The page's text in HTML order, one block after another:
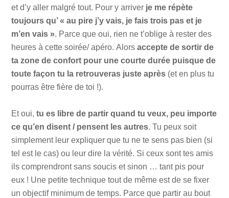
et d’y aller malgré tout. Pour y arriver je me répète
toujours qu’ « au pire j’y vais, je fais trois pas et je
m’en vais ». Parce que oui, rien ne t’oblige à rester des
heures à cette soirée/ apéro. Alorsaccepte de sortir de
ta zone de confort pour une courte durée puisque de
toute façon tu la retrouveras juste après (et en plus tu
pourras être fière de toi !).
Et oui,tu es libre de partir quand tu veux, peu importe
ce qu’en disent / pensent les autres. Tu peux soit
simplement leur expliquer que tu ne te sens pas bien (si
tel est le cas) ou leur dire la vérité. Si ceux sont tes amis
ils comprendront sans soucis et sinon … tant pis pour
eux ! Une petite technique tout de même est de se fixer
un objectif minimum de temps. Parce que partir au bout